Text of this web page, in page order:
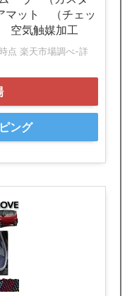
ット （チェッ
気触媒加工
点 楽天市場調べ-詳
ング